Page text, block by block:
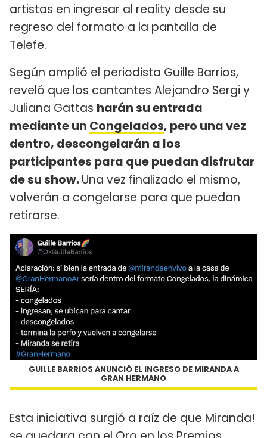
artistas en ingresar al reality desde su
regreso del formato a la pantalla de
Telefe.
Según amplió el periodista Guille Barrios,
reveló que los cantantes Alejandro Sergi y
Juliana Gattas harán su entrada
mediante un Congelados, pero una vez
dentro, descongelarán a los
participantes para que puedan disfrutar
de su show.Una vez finalizado el mismo,
volverán a congelarse para que puedan
retirarse.
GUILLE BARRIOS ANUNCIÓ EL INGRESO DE MIRANDA A
GRAN HERMANO
Esta iniciativa surgió a raíz de que Miranda!